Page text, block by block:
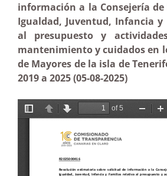
información a la Consejería de
Igualdad, Juventud, Infancia
al presupuesto y
mantenimiento y cuidados en
de Mayores de la isla de
2019 a 2025 (05-08-2025)